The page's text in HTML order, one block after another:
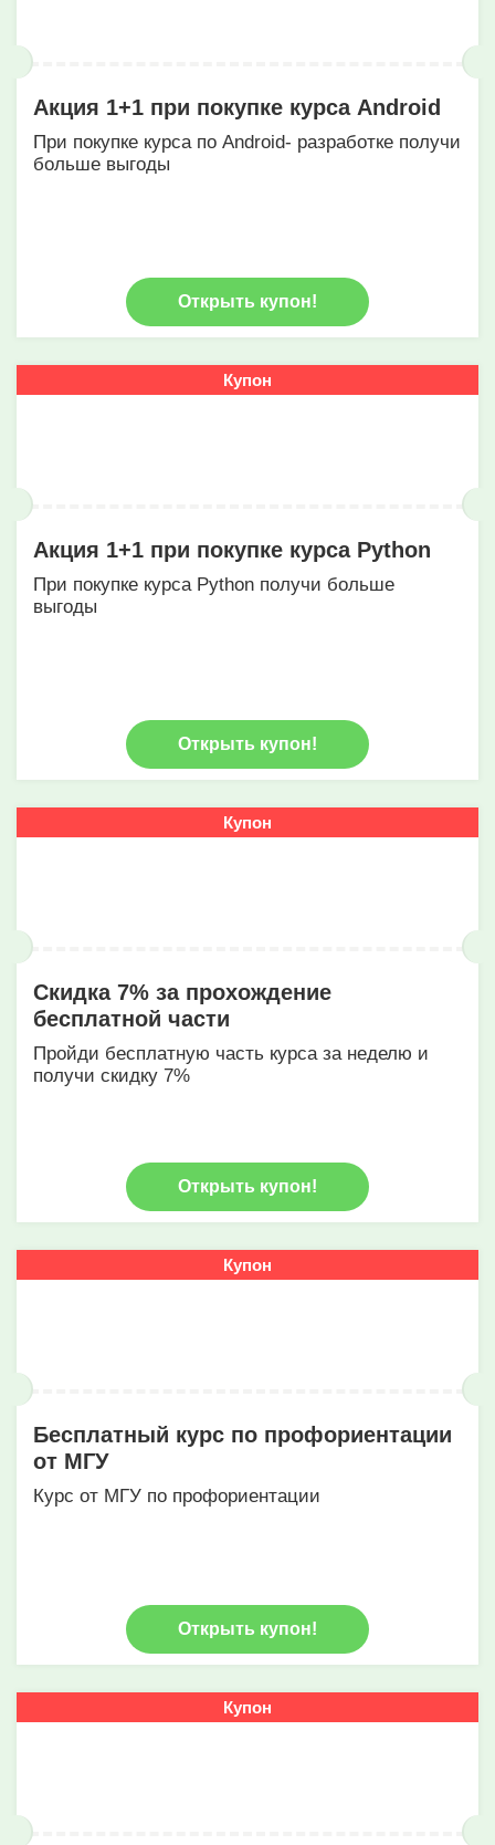
Акция 1+1 при покупке курса Android
При покупке курса по Android- разработке получи
больше выгоды
Открыть купон!
Купон
Акция 1+1 при покупке курса Python
При покупке курса Python получи больше
выгоды
Открыть купон!
Купон
Скидка 7% за прохождение
бесплатной части
Пройди бесплатную часть курса за неделю и
получи скидку 7%
Открыть купон!
Купон
Бесплатный курс по профориентации
от МГУ
Курс от МГУ по профориентации
Открыть купон!
Купон